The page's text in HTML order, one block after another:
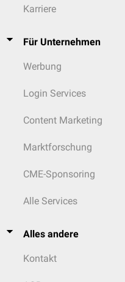
Karriere
Für Unternehmen
Werbung
Login Services
Content Marketing
Marktforschung
CME-Sponsoring
Alle Services
Alles andere
Kontakt